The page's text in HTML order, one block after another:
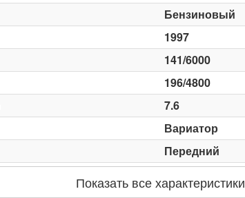
Бензиновый
1997
141/6000
196/4800
7.6
Вариатор
Передний
Показать все характеристики